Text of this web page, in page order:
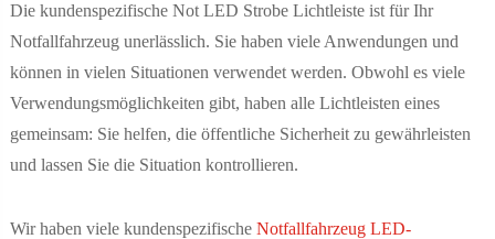
Die kundenspezifische Not LED Strobe Lichtleiste ist für Ihr
Notfallfahrzeug unerlässlich. Sie haben viele Anwendungen und
können in vielen Situationen verwendet werden. Obwohl es viele
Verwendungsmöglichkeiten gibt, haben alle Lichtleisten eines
gemeinsam: Sie helfen, die öffentliche Sicherheit zu gewährleisten
und lassen Sie die Situation kontrollieren.
Wir haben viele kundenspezifische Notfallfahrzeug LED-